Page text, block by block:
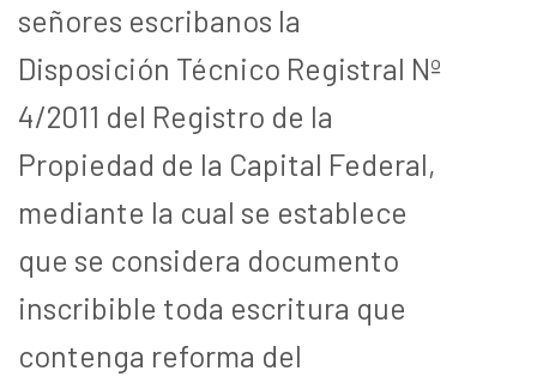
señores escribanos la
Disposición Técnico Registral Nº
4/2011 del Registro de la
Propiedad de la Capital Federal,
mediante la cual se establece
que se considera documento
inscribible toda escritura que
contenga reforma del